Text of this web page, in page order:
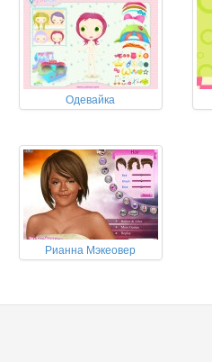
Одевайка
Рианна Мэкеовер